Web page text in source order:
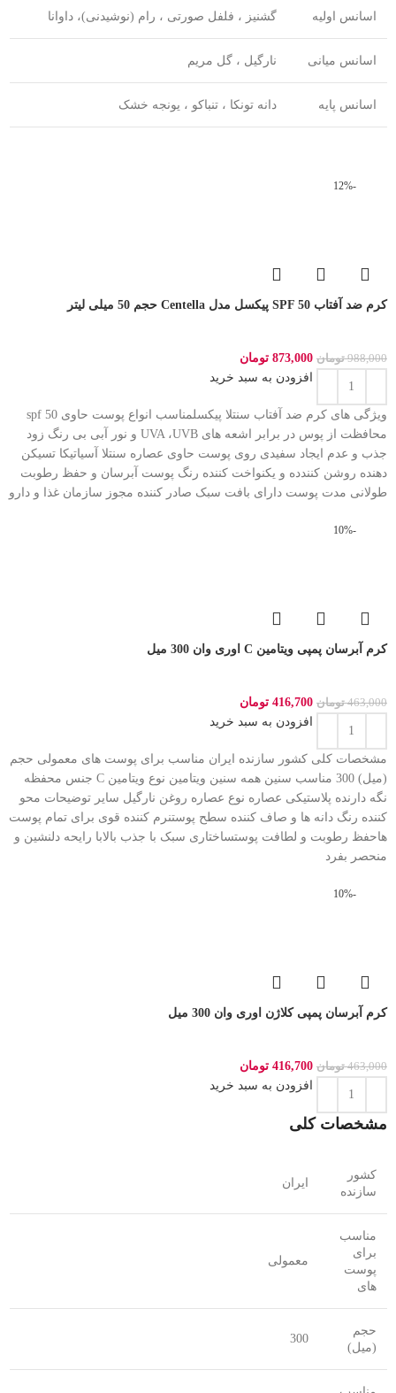
اسانس اولیه گشنیز ، فلفل صورتی ، رام (نوشیدنی)، داوانا
اسانس میانی نارگیل ، گل مریم
اسانس پایه دانه تونکا ، تنباکو ، یونجه خشک
-12%
کرم ضد آفتاب SPF 50 پیکسل مدل Centella حجم 50 میلی لیتر
988,000 تومان 873,000 تومان
افزودن به سبد خرید
ویژگی های کرم ضد آفتاب سنتلا پیکسلمناسب انواع پوست حاوی spf 50
محافظت از پوس در برابر اشعه های UVA ،UVB و نور آبی بی رنگ زود
جذب و عدم ایجاد سفیدی روی پوست حاوی عصاره سنتلا آسیاتیکا تسیکن
دهنده روشن کنندده و یکنواخت کننده رنگ پوست آبرسان و حفظ رطوبت
طولانی مدت پوست دارای بافت سبک صادر کننده مجوز سازمان غذا و دارو
-10%
کرم آبرسان پمپی ویتامین C اوری وان 300 میل
463,000 تومان 416,700 تومان
افزودن به سبد خرید
مشخصات کلی کشور سازنده ایران مناسب برای پوست های معمولی حجم
(میل) 300 مناسب سنین همه سنین ویتامین نوع ویتامین C جنس محفظه
نگه دارنده پلاستیکی عصاره نوع عصاره روغن نارگیل سایر توضیحات محو
کننده رنگ دانه ها و صاف کننده سطح پوستنرم کننده قوی برای تمام پوست
هاحفظ رطوبت و لطافت پوستساختاری سبک با جذب بالابا رایحه دلنشین و
منحصر بفرد
-10%
کرم آبرسان پمپی کلاژن اوری وان 300 میل
463,000 تومان 416,700 تومان
افزودن به سبد خرید
مشخصات کلی
کشور
سازنده
ایران
مناسب
برای
پوست
های
معمولی
حجم
(میل)
300